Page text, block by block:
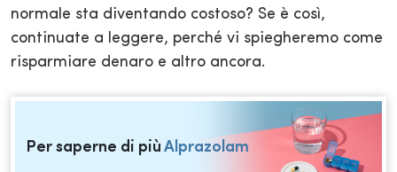
normale sta diventando costoso? Se è così,
continuate a leggere, perché vi spiegheremo come
risparmiare denaro e altro ancora.
Per saperne di piùAlprazolam